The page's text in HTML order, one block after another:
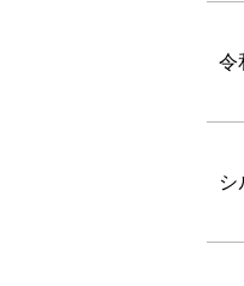
令
シ